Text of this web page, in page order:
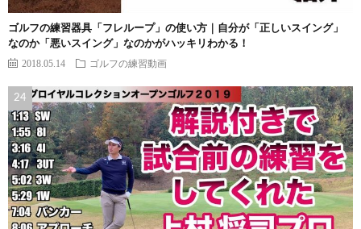
ゴルフの練習器具「フレループ」の使い方｜自分が「正しいスイング」
なのか「悪いスイング」なのかがハッキリわかる！
2018.05.14 ゴルフの練習動画